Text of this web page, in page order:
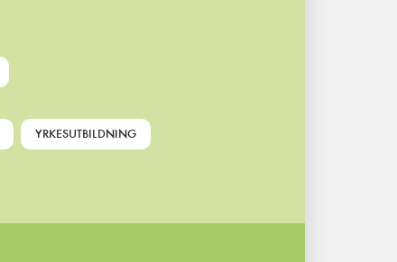
YRKESUTBILDNING